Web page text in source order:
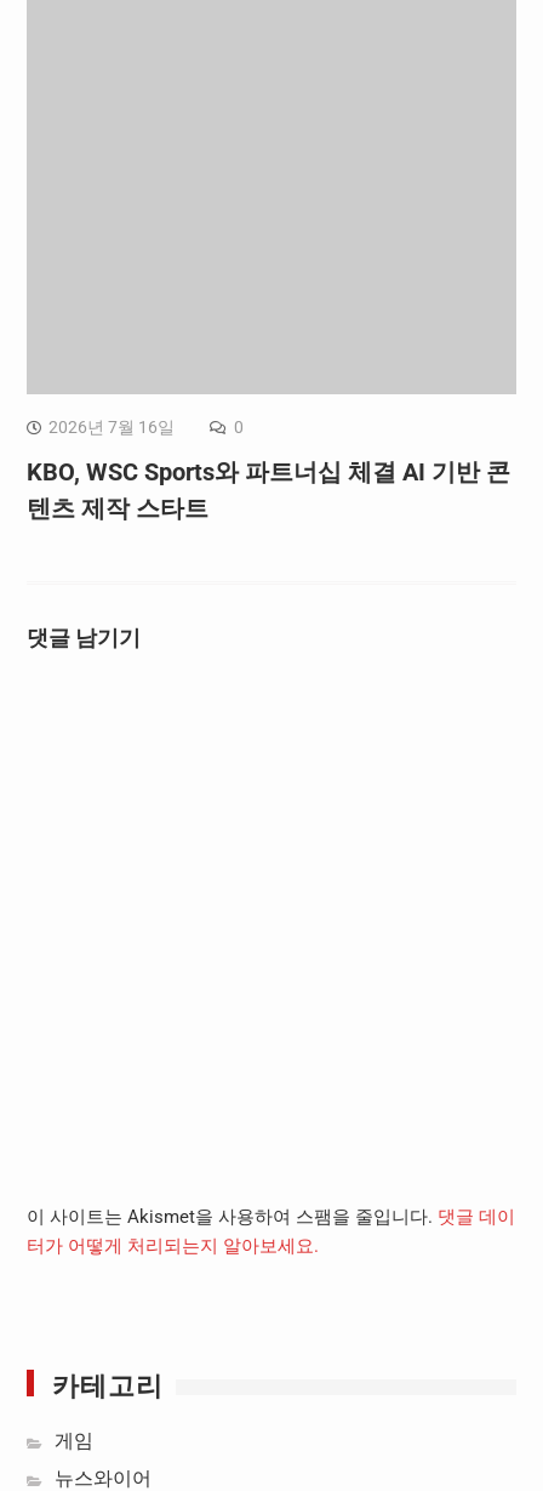
2026년 7월 16일 0
KBO, WSC Sports와 파트너십 체결 AI 기반 콘
텐츠 제작 스타트
댓글 남기기
이 사이트는 Akismet을 사용하여 스팸을 줄입니다. 댓글 데이
터가 어떻게 처리되는지 알아보세요.
카테고리
게임
뉴스와이어